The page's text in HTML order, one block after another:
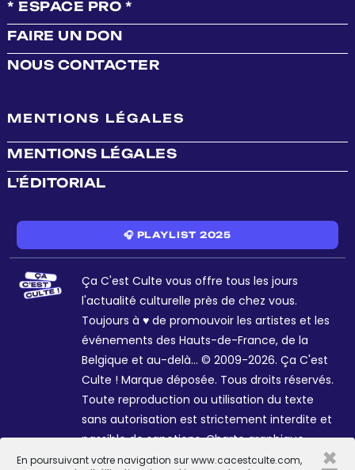
En poursuivant votre navigation sur www.cacestculte.com,
×
* ESPACE PRO *
FAIRE UN DON
NOUS CONTACTER
MENTIONS LÉGALES
MENTIONS LÉGALES
L'ÉDITORIAL
🎧 PLAYLIST 2025
Ça C'est Culte vous offre tous les jours
l'actualité culturelle près de chez vous.
Toujours à ♥ de promouvoir les artistes et les
événements des Hauts-de-France, de la
Belgique et au-delà... © 2009-2026. Ça C'est
Culte ! Marque déposée. Tous droits réservés.
Toute reproduction ou utilisation du texte
sans autorisation est strictement interdite et
passible de sanctions. Charte graphique
Sophie R. et Céline Galant.